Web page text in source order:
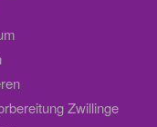
Zwillinge